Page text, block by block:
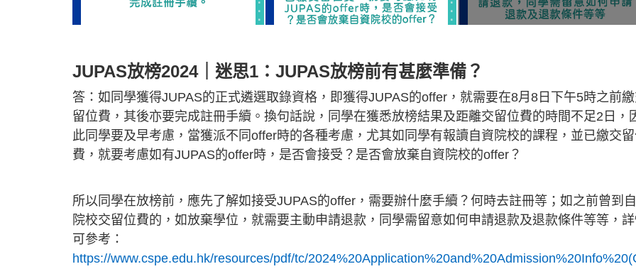
JUPAS放榜2024｜迷思1：JUPAS放榜前有甚麼準備？
答：如同學獲得JUPAS的正式遴選取錄資格，即獲得JUPAS的offer，就需要在8月8日下午5時之前
留位費，其後亦要完成註冊手續。換句話說，同學在獲悉放榜結果及距離交留位費的時間不足2日，
此同學要及早考慮，當獲派不同offer時的各種考慮，尤其如同學有報讀自資院校的課程，並已繳交
費，就要考慮如有JUPAS的offer時，是否會接受？是否會放棄自資院校的offer？
所以同學在放榜前，應先了解如接受JUPAS的offer，需要辦什麼手續？何時去註冊等；如之前曾到
院校交留位費的，如放棄學位，就需要主動申請退款，同學需留意如何申請退款及退款條件等等，
可參考：
https://www.cspe.edu.hk/resources/pdf/tc/